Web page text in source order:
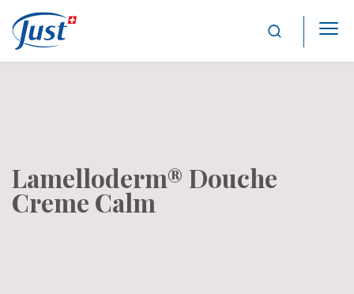
Main Navigation
Lamelloderm® Douche
Creme Calm